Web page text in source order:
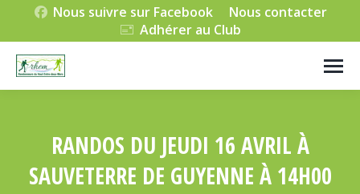
Nous suivre sur Facebook
Nous contacter
Adhérer au Club
RANDOS DU JEUDI 16 AVRIL À
SAUVETERRE DE GUYENNE À 14H00